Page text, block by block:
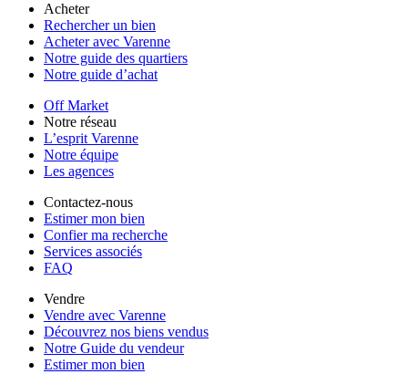
Acheter
Rechercher un bien
Acheter avec Varenne
Notre guide des quartiers
Notre guide d’achat
Off Market
Notre réseau
L’esprit Varenne
Notre équipe
Les agences
Contactez-nous
Estimer mon bien
Confier ma recherche
Services associés
FAQ
Vendre
Vendre avec Varenne
Découvrez nos biens vendus
Notre Guide du vendeur
Estimer mon bien